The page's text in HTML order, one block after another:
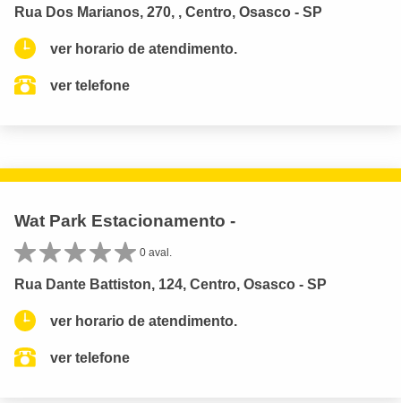
Rua Dos Marianos, 270, , Centro, Osasco - SP
ver horario de atendimento.
ver telefone
Wat Park Estacionamento -
0 aval.
Rua Dante Battiston, 124, Centro, Osasco - SP
ver horario de atendimento.
ver telefone